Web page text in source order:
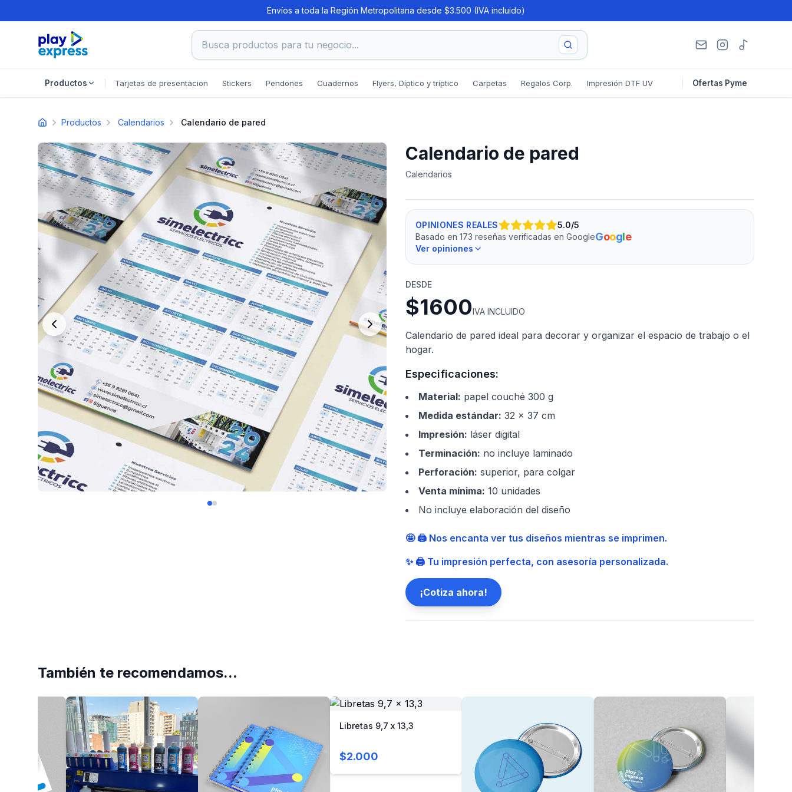
Envíos a toda la Región Metropolitana desde $3.500 (IVA incluido)
Busca productos para tu negocio...
Productos Tarjetas de presentacion Stickers Pendones Cuadernos Flyers, Díptico y tríptico Carpetas Regalos Corp. Impresión DTF UV Ofertas Pyme
Productos Calendarios Calendario de pared
Calendario de pared
Calendarios
OPINIONES REALES 5.0/5
Basado en 173 reseñas verificadas en GoogleGoogle
Ver opiniones
DESDE
$1600IVA INCLUIDO
Calendario de pared ideal para decorar y organizar el espacio de trabajo o el
hogar.
Especificaciones:
Material: papel couché 300 g
Medida estándar: 32 x 37 cm
Impresión: láser digital
Terminación: no incluye laminado
Perforación: superior, para colgar
Venta mínima: 10 unidades
No incluye elaboración del diseño
🤩 🖨️ Nos encanta ver tus diseños mientras se imprimen.
✨ 🖨️ Tu impresión perfecta, con asesoría personalizada.
¡Cotiza ahora!
También te recomendamos...
Libretas 9,7 x 13,3
$2.000